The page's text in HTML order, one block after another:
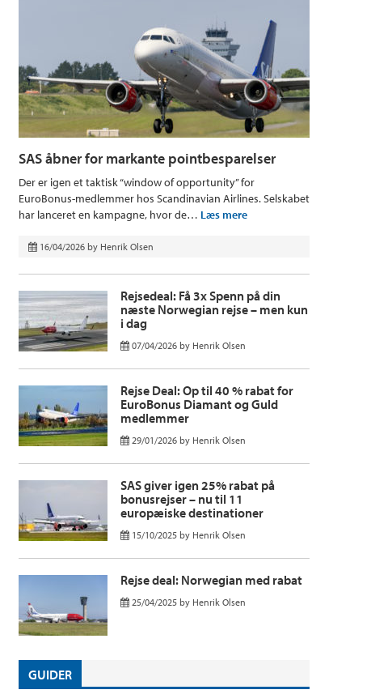
SAS åbner for markante pointbesparelser
Der er igen et taktisk “window of opportunity” for
EuroBonus-medlemmer hos Scandinavian Airlines. Selskabet
har lanceret en kampagne, hvor de… Læs mere
16/04/2026 by Henrik Olsen
Rejsedeal: Få 3x Spenn på din
næste Norwegian rejse – men kun
i dag
07/04/2026 by Henrik Olsen
Rejse Deal: Op til 40 % rabat for
EuroBonus Diamant og Guld
medlemmer
29/01/2026 by Henrik Olsen
SAS giver igen 25% rabat på
bonusrejser – nu til 11
europæiske destinationer
15/10/2025 by Henrik Olsen
Rejse deal: Norwegian med rabat
25/04/2025 by Henrik Olsen
GUIDER